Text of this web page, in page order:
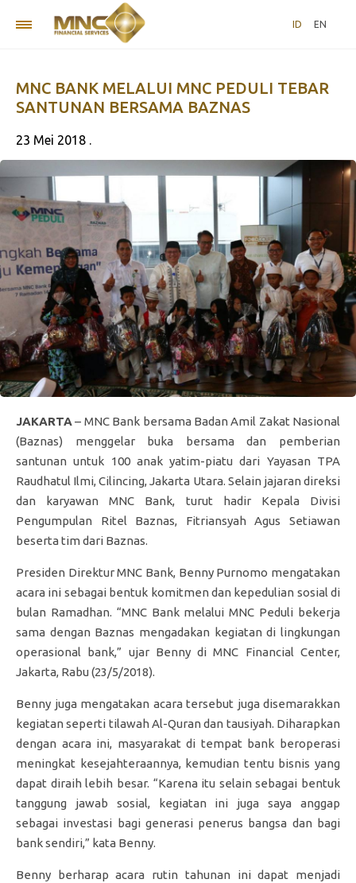
ID EN
MNC BANK MELALUI MNC PEDULI TEBAR
SANTUNAN BERSAMA BAZNAS
23 Mei 2018 .
JAKARTA – MNC Bank bersama Badan Amil Zakat Nasional
(Baznas) menggelar buka bersama dan pemberian
santunan untuk 100 anak yatim-piatu dari Yayasan TPA
Raudhatul Ilmi, Cilincing, Jakarta Utara. Selain jajaran direksi
dan karyawan MNC Bank, turut hadir Kepala Divisi
Pengumpulan Ritel Baznas, Fitriansyah Agus Setiawan
beserta tim dari Baznas.
Presiden Direktur MNC Bank, Benny Purnomo mengatakan
acara ini sebagai bentuk komitmen dan kepedulian sosial di
bulan Ramadhan. “MNC Bank melalui MNC Peduli bekerja
sama dengan Baznas mengadakan kegiatan di lingkungan
operasional bank,” ujar Benny di MNC Financial Center,
Jakarta, Rabu (23/5/2018).
Benny juga mengatakan acara tersebut juga disemarakkan
kegiatan seperti tilawah Al-Quran dan tausiyah. Diharapkan
dengan acara ini, masyarakat di tempat bank beroperasi
meningkat kesejahteraannya, kemudian tentu bisnis yang
dapat diraih lebih besar. “Karena itu selain sebagai bentuk
tanggung jawab sosial, kegiatan ini juga saya anggap
sebagai investasi bagi generasi penerus bangsa dan bagi
bank sendiri,” kata Benny.
Benny berharap acara rutin tahunan ini dapat menjadi